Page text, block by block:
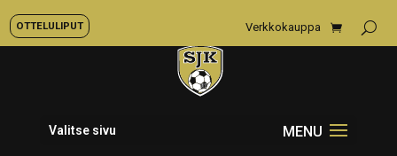
OTTELULIPUT Verkkokauppa
Valitse sivu